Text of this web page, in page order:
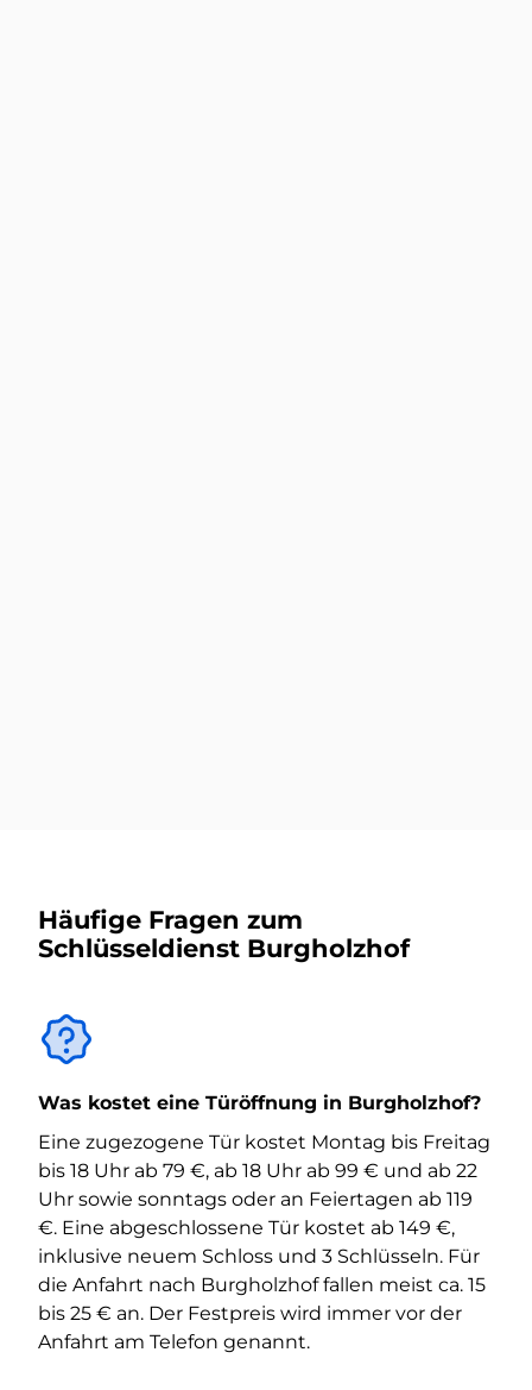
Häufige Fragen zum
Schlüsseldienst Burgholzhof
Was kostet eine Türöffnung in Burgholzhof?
Eine zugezogene Tür kostet Montag bis Freitag
bis 18 Uhr ab 79 €, ab 18 Uhr ab 99 € und ab 22
Uhr sowie sonntags oder an Feiertagen ab 119
€. Eine abgeschlossene Tür kostet ab 149 €,
inklusive neuem Schloss und 3 Schlüsseln. Für
die Anfahrt nach Burgholzhof fallen meist ca. 15
bis 25 € an. Der Festpreis wird immer vor der
Anfahrt am Telefon genannt.